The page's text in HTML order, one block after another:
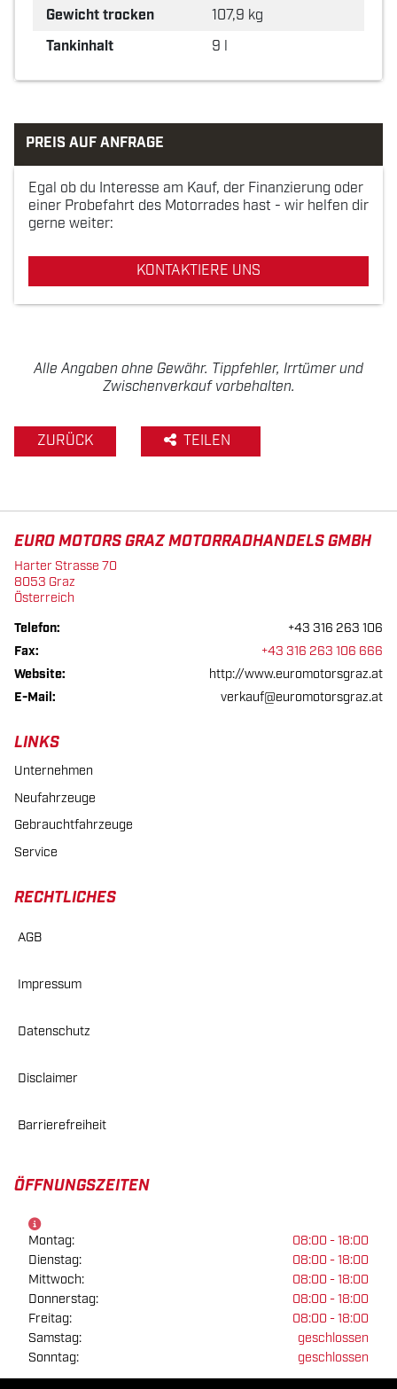
Gewicht trocken
107,9 kg
Tankinhalt
9 l
PREIS AUF ANFRAGE
Egal ob du Interesse am Kauf, der Finanzierung oder
einer Probefahrt des Motorrades hast - wir helfen dir
gerne weiter:
KONTAKTIERE UNS
Alle Angaben ohne Gewähr. Tippfehler, Irrtümer und
Zwischenverkauf vorbehalten.
ZURÜCK TEILEN
EURO MOTORS GRAZ MOTORRADHANDELS GMBH
Harter Strasse 70
8053 Graz
Österreich
Telefon:
+43 316 263 106
Fax:
+43 316 263 106 666
Website:
http://www.euromotorsgraz.at
E-Mail:
verkauf@euromotorsgraz.at
LINKS
Unternehmen
Neufahrzeuge
Gebrauchtfahrzeuge
Service
RECHTLICHES
AGB
Impressum
Datenschutz
Disclaimer
Barrierefreiheit
ÖFFNUNGSZEITEN
Montag:
08:00 - 18:00
Dienstag:
08:00 - 18:00
Mittwoch:
08:00 - 18:00
Donnerstag:
08:00 - 18:00
Freitag:
08:00 - 18:00
Samstag:
geschlossen
Sonntag:
geschlossen